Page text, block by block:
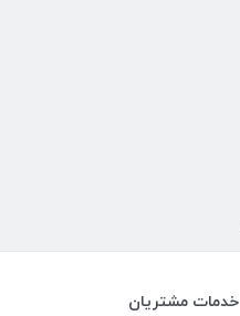
خدمات مشتریان